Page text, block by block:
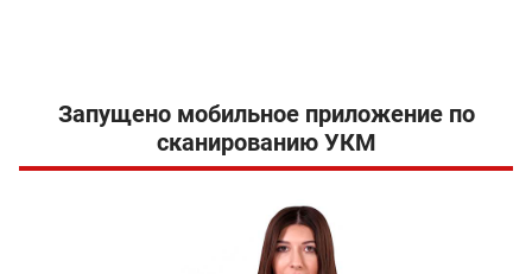
Запущено мобильное приложение по
сканированию УКМ